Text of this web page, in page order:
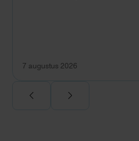
7 augustus 2026